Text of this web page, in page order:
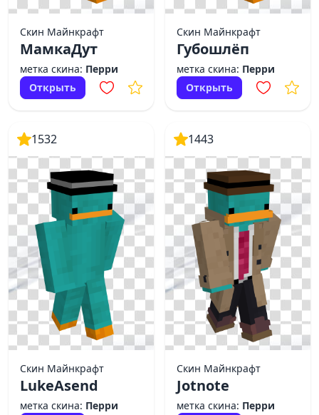
Скин Майнкрафт
МамкаДут
метка скина: Перри
Открыть
Скин Майнкрафт
Губошлёп
метка скина: Перри
Открыть
1532
Скин Майнкрафт
LukeAsend
метка скина: Перри
1443
Скин Майнкрафт
Jotnote
метка скина: Перри